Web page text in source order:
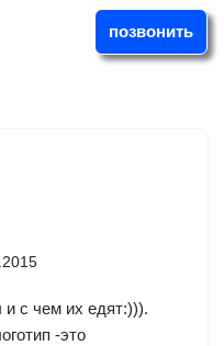
позвонить
с чем их едят:))).
-это